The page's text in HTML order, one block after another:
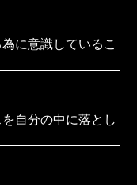
に意識しているこ
自分の中に落とし